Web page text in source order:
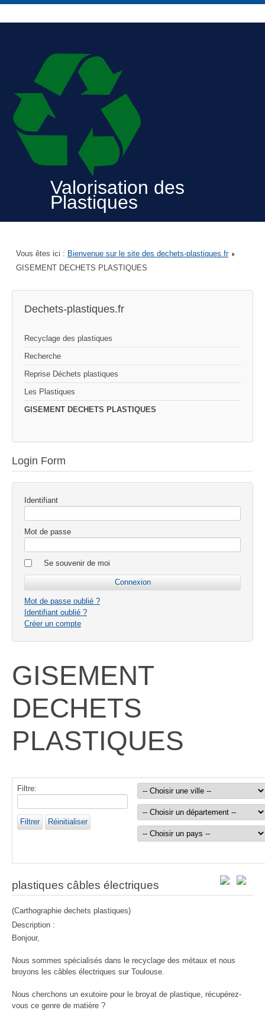
Valorisation des
Plastiques
Vous êtes ici : Bienvenue sur le site des dechets-plastiques.fr
GISEMENT DECHETS PLASTIQUES
Dechets-plastiques.fr
Recyclage des plastiques
Recherche
Reprise Déchets plastiques
Les Plastiques
GISEMENT DECHETS PLASTIQUES
Login Form
Identifiant
Mot de passe
Se souvenir de moi
Mot de passe oublié ?
Identifiant oublié ?
Créer un compte
GISEMENT
DECHETS
PLASTIQUES
Filtre:
Filtrer Réinitialiser
plastiques câbles électriques
(Carthographie dechets plastiques)
Description :
Bonjour,
Nous sommes spécialisés dans le recyclage des métaux et nous
broyons les câbles électriques sur Toulouse.
Nous cherchons un exutoire pour le broyat de plastique, récupérez-
vous ce genre de matière ?